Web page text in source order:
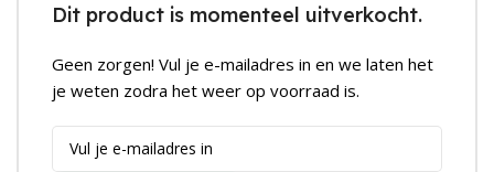
Dit product is momenteel uitverkocht.
Geen zorgen! Vul je e-mailadres in en we laten het
je weten zodra het weer op voorraad is.